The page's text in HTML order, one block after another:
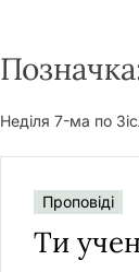
Неділя 7-ма по
Проповіді
Ти